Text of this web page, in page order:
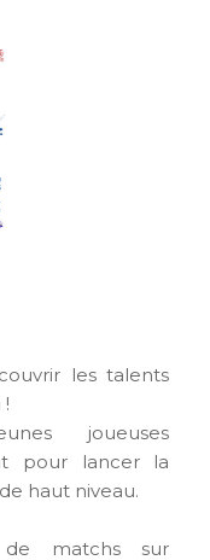
les talents
joueuses
pour lancer la
haut niveau.
de matchs sur